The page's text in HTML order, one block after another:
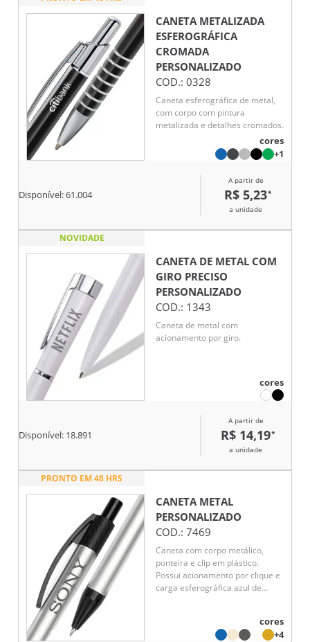
CANETA METALIZADA
ESFEROGRÁFICA
CROMADA
PERSONALIZADO
COD.: 0328
Caneta esferográfica de metal,
com corpo com pintura
metalizada e detalhes cromados.
cores
+1
Disponível:61.004
A partir de
R$ 5,23*
a unidade
NOVIDADE
CANETA DE METAL COM
GIRO PRECISO
PERSONALIZADO
COD.: 1343
Caneta de metal com
acionamento por giro.
cores
Disponível: 18.891
A partir de
R$ 14,19*
a unidade
PRONTO EM 48 HRS
CANETA METAL
PERSONALIZADO
COD.: 7469
Caneta com corpo metálico,
ponteira e clip em plástico.
Possui acionamento por clique e
carga esferográfica azul de
e confortável para o uso diário.
cores
+4